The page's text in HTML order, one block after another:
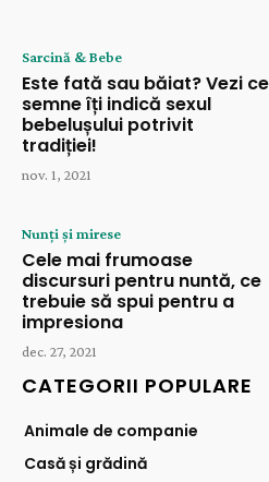
Sarcină & Bebe
Este fată sau băiat? Vezi ce
semne îți indică sexul
bebelușului potrivit
tradiției!
nov. 1, 2021
Nunți și mirese
Cele mai frumoase
discursuri pentru nuntă, ce
trebuie să spui pentru a
impresiona
dec. 27, 2021
CATEGORII POPULARE
Animale de companie
Casă și grădină